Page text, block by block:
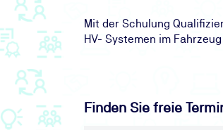
Mit der Schulung
HV- Systemen im Fahrzeug
Finden Sie freie